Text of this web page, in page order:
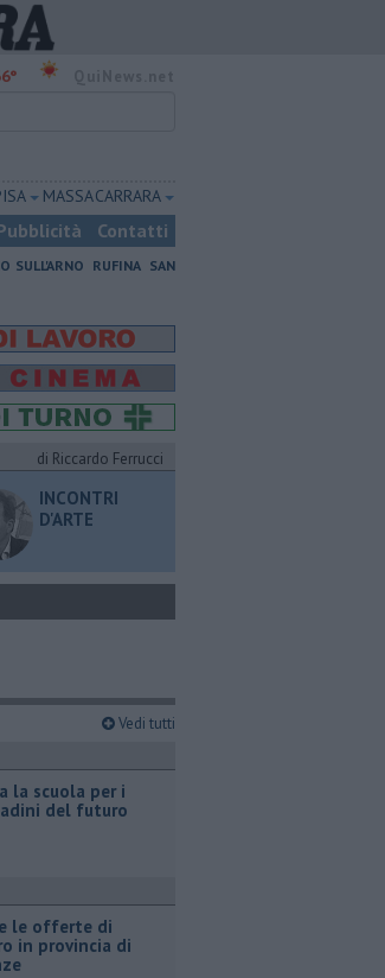
MASSA CARRARA
Contatti
SULL'ARNO RUFINA SAN
di Riccardo Ferrucci
INCONTRI
D'ARTE
Vedi tutti
la scuola per i
del futuro
le offerte di
in provincia di